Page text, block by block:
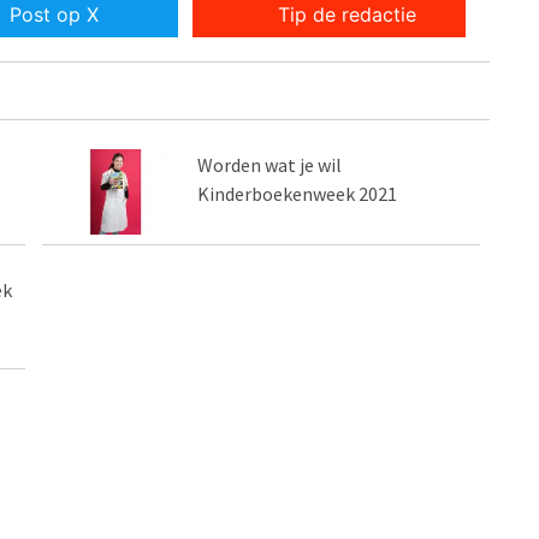
Post op X Tip de redactie
Worden wat je wil
Kinderboekenweek 2021